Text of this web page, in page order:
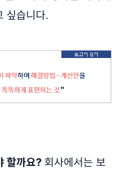
싶습니다.
할까요? 회사에서는 보